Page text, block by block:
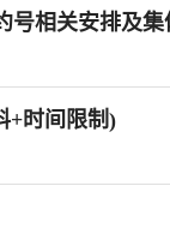
号相关安排及
+时间限制)